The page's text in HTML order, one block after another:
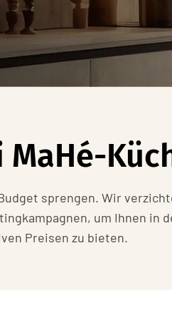
sprengen. Wir
um Ihnen in
Preisen zu bieten.